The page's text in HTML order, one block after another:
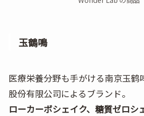
玉鶴鳴
医療栄養分野も手がける南京玉鹤
股份有限公司によるブランド。
ローカーボシェイク、糖質ゼロシ